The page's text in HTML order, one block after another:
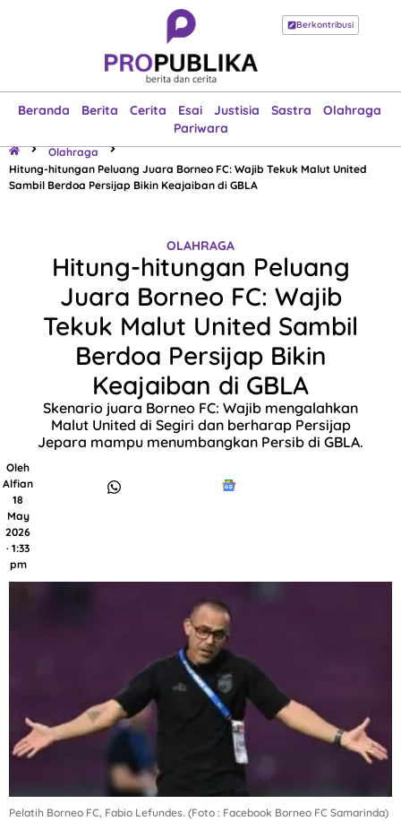
Berkontribusi
Beranda Berita Cerita Esai Justisia Sastra
Olahraga
Pariwara
Beranda
Esai
Justisia
Sastra
Olahraga
Pariwara
Olahraga
Hitung-hitungan Peluang Juara Borneo FC: Wajib Tekuk Malut United
Sambil Berdoa Persijap Bikin Keajaiban di GBLA
OLAHRAGA
Hitung-hitungan Peluang
Juara Borneo FC: Wajib
Tekuk Malut United Sambil
Berdoa Persijap Bikin
Keajaiban di GBLA
Skenario juara Borneo FC: Wajib mengalahkan
Malut United di Segiri dan berharap Persijap
Jepara mampu menumbangkan Persib di GBLA.
Oleh
Alfian
18
May
2026
· 1:33
pm
Pelatih Borneo FC, Fabio Lefundes. (Foto : Facebook Borneo FC Samarinda)